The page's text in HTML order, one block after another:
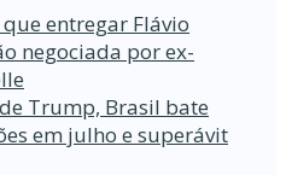
entregar Flávio
negociada por ex-
Trump, Brasil bate
em julho e superávit